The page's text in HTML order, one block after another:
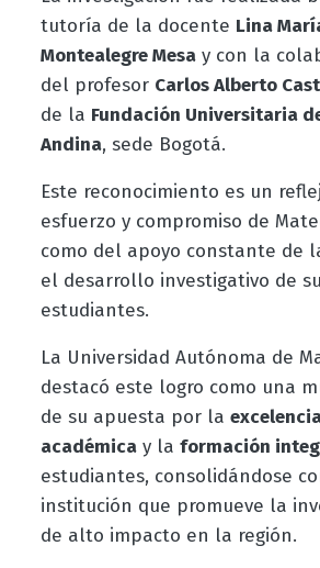
tutoría de la docente Lina
Montealegre Mesay con la
del profesor Carlos Alberto
de la Fundación Universitaria
Andina, sede Bogotá.
Este reconocimiento es un
esfuerzo y compromiso de
como del apoyo constante de
el desarrollo investigativo de
estudiantes.
La Universidad Autónoma de
destacó este logro como una
de su apuesta por la
académicay la formación
estudiantes, consolidándose
institución que promueve la
de alto impacto en la región.